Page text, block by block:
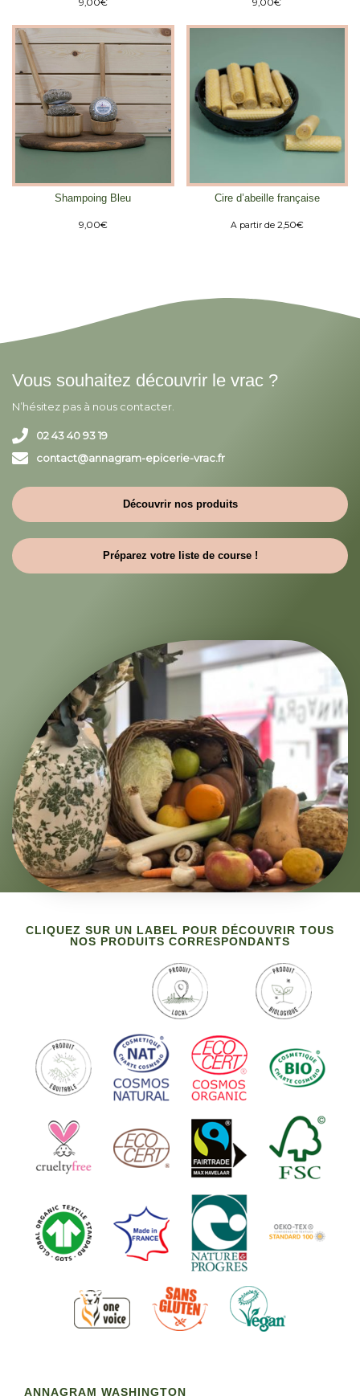
9,00€ 9,00€
Shampoing Bleu
9,00€
Cire d’abeille française
A partir de 2,50€
Vous souhaitez découvrir le vrac ?
N’hésitez pas à nous contacter.
02 43 40 93 19
contact@annagram-epicerie-vrac.fr
Découvrir nos produits
Préparez votre liste de course !
CLIQUEZ SUR UN LABEL POUR DÉCOUVRIR TOUS
NOS PRODUITS CORRESPONDANTS
ANNAGRAM WASHINGTON